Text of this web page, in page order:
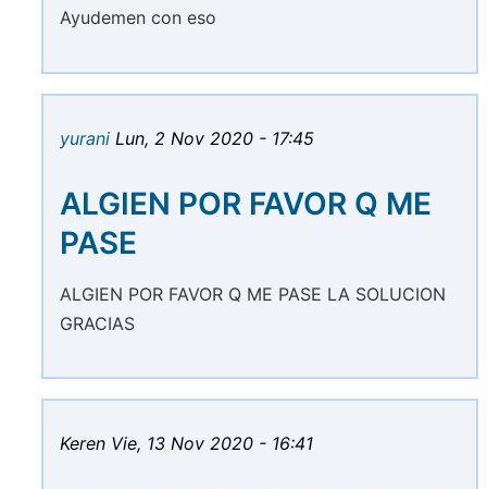
Ayudemen con eso
yurani Lun, 2 Nov 2020 - 17:45
ALGIEN POR FAVOR Q ME
PASE
ALGIEN POR FAVOR Q ME PASE LA SOLUCION
GRACIAS
Keren Vie, 13 Nov 2020 - 16:41